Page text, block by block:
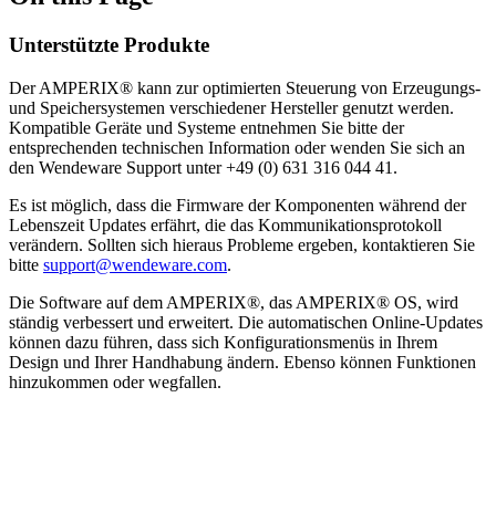
Unterstützte Produkte
Der AMPERIX® kann zur optimierten Steuerung von Erzeugungs-
und Speichersystemen verschiedener Hersteller genutzt werden.
Kompatible Geräte und Systeme entnehmen Sie bitte der
entsprechenden technischen Information oder wenden Sie sich an
den Wendeware Support unter +49 (0) 631 316 044 41.
Es ist möglich, dass die Firmware der Komponenten während der
Lebenszeit Updates erfährt, die das Kommunikationsprotokoll
verändern. Sollten sich hieraus Probleme ergeben, kontaktieren Sie
bitte support@wendeware.com.
Die Software auf dem AMPERIX®, das AMPERIX® OS, wird
ständig verbessert und erweitert. Die automatischen Online-Updates
können dazu führen, dass sich Konfigurationsmenüs in Ihrem
Design und Ihrer Handhabung ändern. Ebenso können Funktionen
hinzukommen oder wegfallen.